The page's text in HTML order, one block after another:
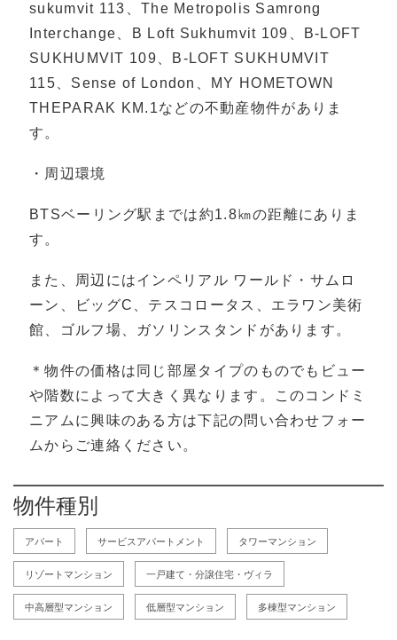
sukumvit 113、The Metropolis Samrong
Interchange、B Loft Sukhumvit 109、B-LOFT
SUKHUMVIT 109、B-LOFT SUKHUMVIT
115、Sense of London、MY HOMETOWN
THEPARAK KM.1などの不動産物件がありま
す。
・周辺環境
BTSベーリング駅までは約1.8㎞の距離にありま
す。
また、周辺にはインペリアル ワールド・サムロ
ーン、ビッグC、テスコロータス、エラワン美術
館、ゴルフ場、ガソリンスタンドがあります。
＊物件の価格は同じ部屋タイプのものでもビュー
や階数によって大きく異なります。このコンドミ
ニアムに興味のある方は下記の問い合わせフォー
ムからご連絡ください。
物件種別
アパート サービスアパートメント タワーマンション
リゾートマンション 一戸建て・分譲住宅・ヴィラ
中高層型マンション 低層型マンション 多棟型マンション